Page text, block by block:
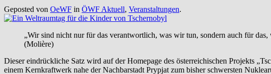
Geposted von OeWF in ÖWF Aktuell, Veranstaltungen.
„Wir sind nicht nur für das verantwortlich, was wir tun, sondern auch für
(Molière)
Dieser eindrückliche Satz wird auf der Homepage des österreichischen Projekts
einem Kernkraftwerk nahe der Nachbarstadt Prypjat zum bisher schwersten